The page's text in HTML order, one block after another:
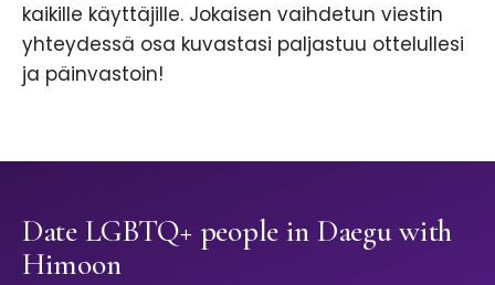
kaikille käyttäjille. Jokaisen vaihdetun viestin
yhteydessä osa kuvastasi paljastuu ottelullesi
ja päinvastoin!
Date LGBTQ+ people in Daegu with
Himoon